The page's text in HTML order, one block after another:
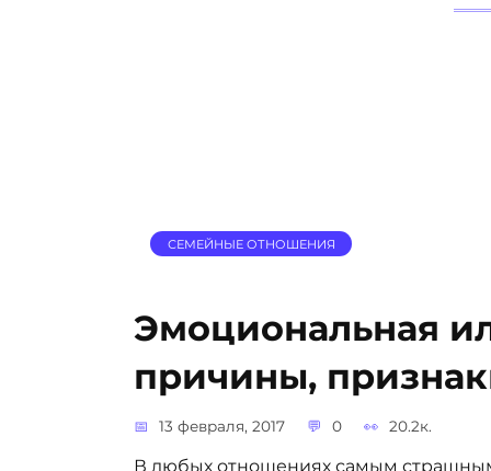
СЕМЕЙНЫЕ ОТНОШЕНИЯ
Эмоциональная
причины,
13 февраля, 2017 0 20.2к.
В любых отношениях самым